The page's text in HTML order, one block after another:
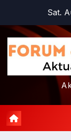
content
Sat.